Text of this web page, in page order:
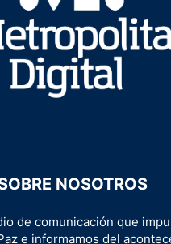
NOSOTROS
de comunicación que
e informamos del